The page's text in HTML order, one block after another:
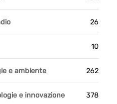
26
10
e ambiente 262
e innovazione 378